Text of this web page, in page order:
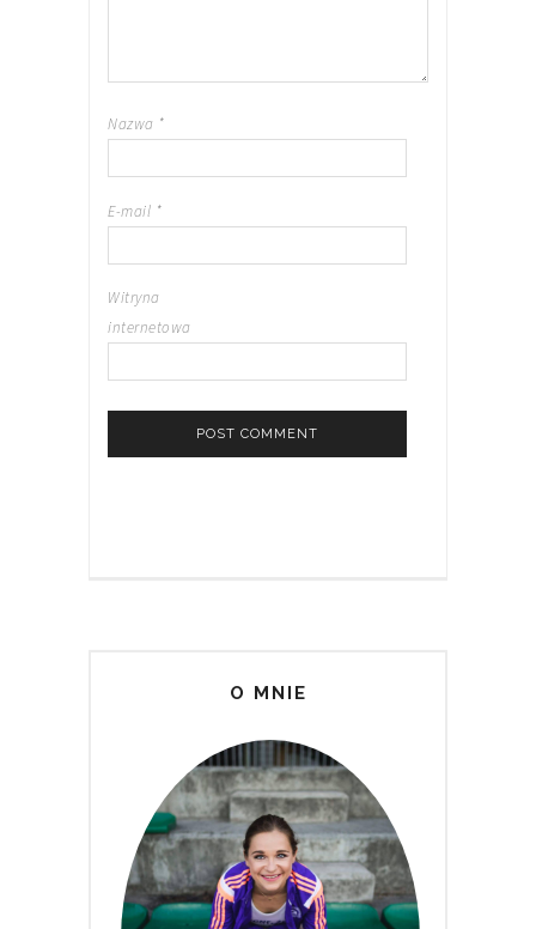
Nazwa *
E-mail *
Witryna
internetowa
O MNIE